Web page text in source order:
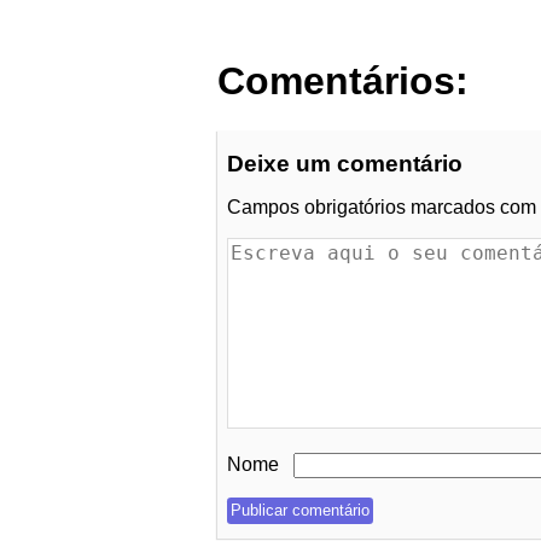
Comentários:
Deixe um comentário
Campos obrigatórios marcados com
Nome